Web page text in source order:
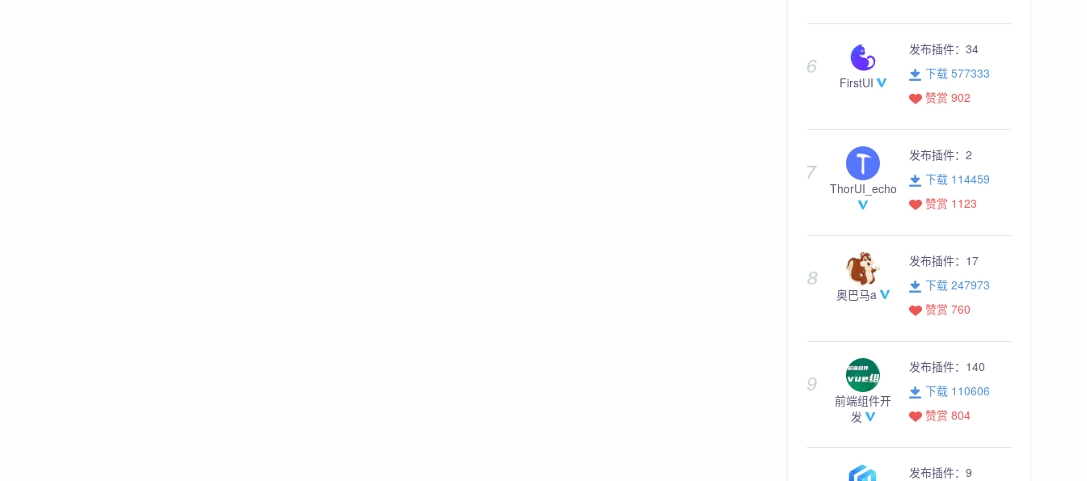
FirstUI
发布插件： 34
下载 577333
赞赏 902
ThorUI_echo
发布插件： 2
下载 114459
赞赏 1123
奥巴马a
发布插件： 17
下载 247973
赞赏 760
前端组件开
发
发布插件： 140
下载 110606
赞赏 804
发布插件： 9